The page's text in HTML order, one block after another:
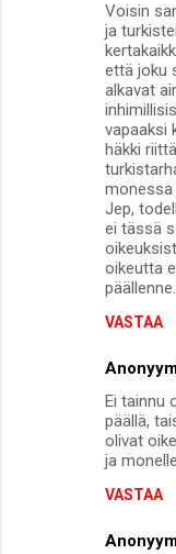
Voisin
ja
että joku
alkavat
vapaaksi
häkki
monessa
Jep,
ei tässä
oikeutta
VASTAA
Ei tainnu
päällä,
olivat
ja
VASTAA